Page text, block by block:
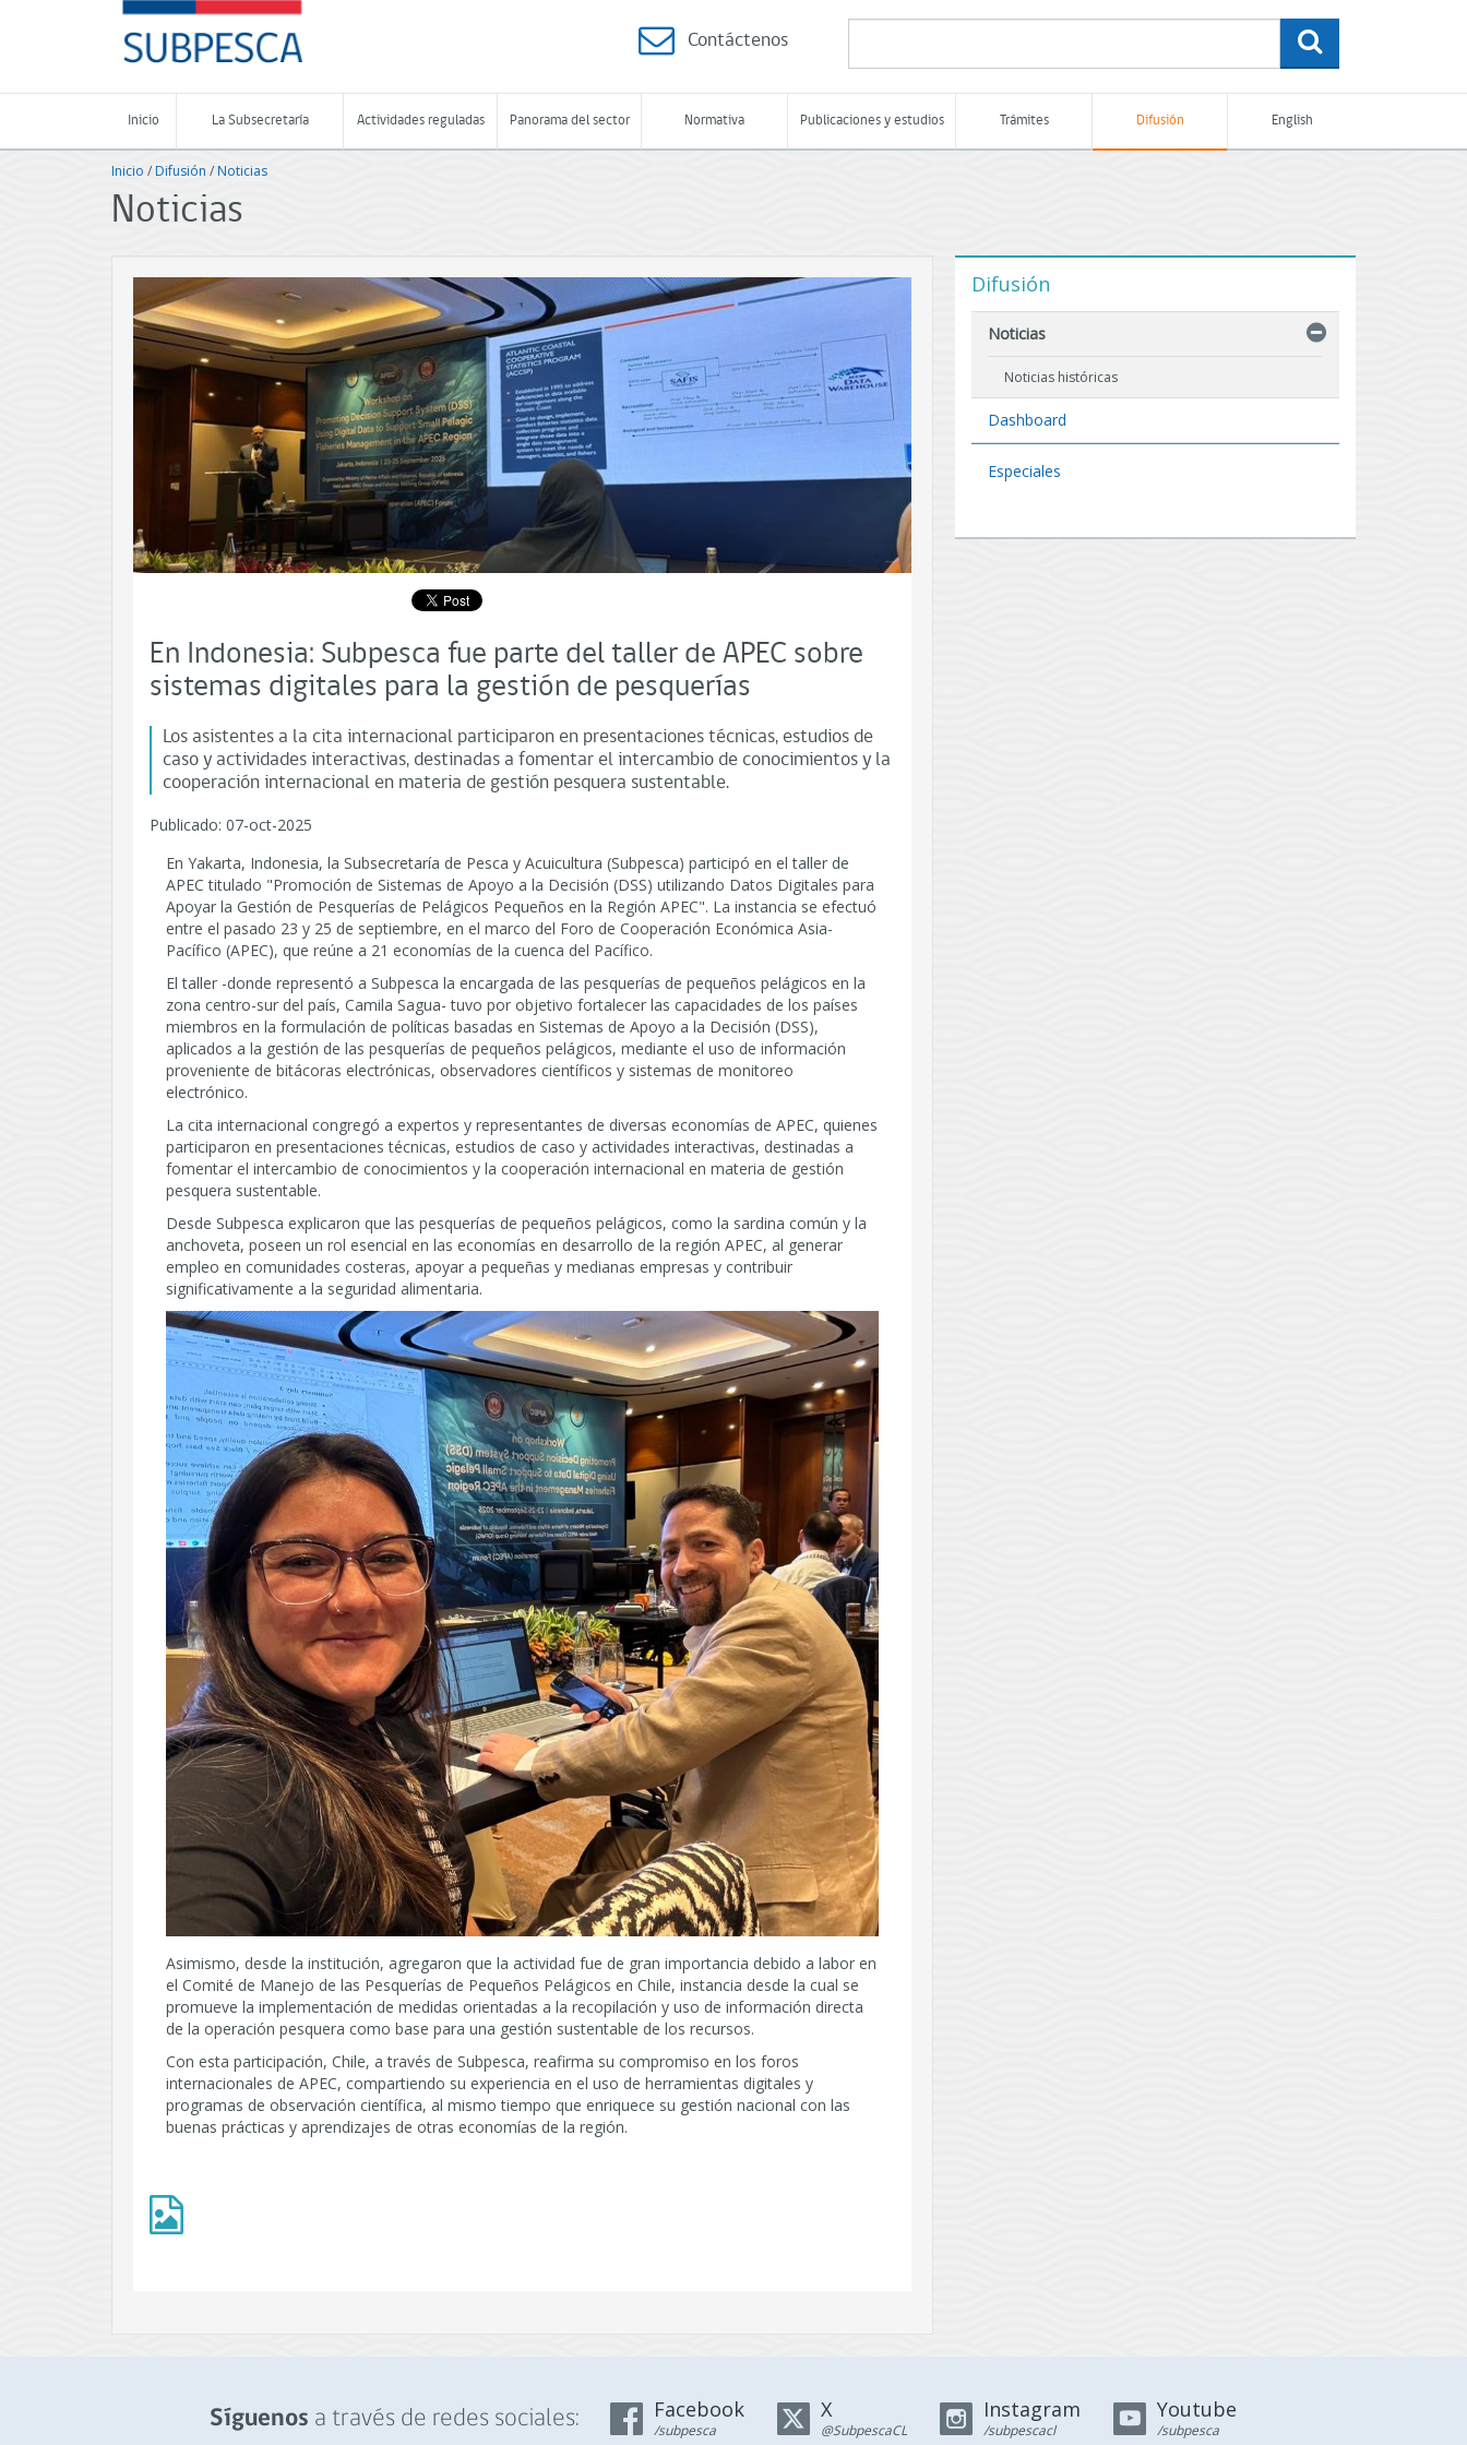
-
Subsecretaría
de
Pesca
Acuicultura
-
Gobierno
de
Contáctenos
Inicio La Subsecretaría Actividades reguladas Panorama del sector Normativa Publicaciones y estudios Trámites Difusión English
Inicio /Difusión /Noticias
Noticias
En Indonesia: Subpesca fue parte del taller de APEC sobre
sistemas digitales para la gestión de pesquerías
Los asistentes a la cita internacional participaron en presentaciones técnicas, estudios de
caso y actividades interactivas, destinadas a fomentar el intercambio de conocimientos y la
cooperación internacional en materia de gestión pesquera sustentable.
Publicado: 07-oct-2025
En Yakarta, Indonesia, la Subsecretaría de Pesca y Acuicultura (Subpesca) participó en el taller de
APEC titulado "Promoción de Sistemas de Apoyo a la Decisión (DSS) utilizando Datos Digitales para
Apoyar la Gestión de Pesquerías de Pelágicos Pequeños en la Región APEC". La instancia se efectuó
entre el pasado 23 y 25 de septiembre, en el marco del Foro de Cooperación Económica Asia-
Pacífico (APEC), que reúne a 21 economías de la cuenca del Pacífico.
El taller -donde representó a Subpesca la encargada de las pesquerías de pequeños pelágicos en la
zona centro-sur del país, Camila Sagua- tuvo por objetivo fortalecer las capacidades de los países
miembros en la formulación de políticas basadas en Sistemas de Apoyo a la Decisión (DSS),
aplicados a la gestión de las pesquerías de pequeños pelágicos, mediante el uso de información
proveniente de bitácoras electrónicas, observadores científicos y sistemas de monitoreo
electrónico.
La cita internacional congregó a expertos y representantes de diversas economías de APEC, quienes
participaron en presentaciones técnicas, estudios de caso y actividades interactivas, destinadas a
fomentar el intercambio de conocimientos y la cooperación internacional en materia de gestión
pesquera sustentable.
Desde Subpesca explicaron que las pesquerías de pequeños pelágicos, como la sardina común y la
anchoveta, poseen un rol esencial en las economías en desarrollo de la región APEC, al generar
empleo en comunidades costeras, apoyar a pequeñas y medianas empresas y contribuir
significativamente a la seguridad alimentaria.
Asimismo, desde la institución, agregaron que la actividad fue de gran importancia debido a labor en
el Comité de Manejo de las Pesquerías de Pequeños Pelágicos en Chile, instancia desde la cual se
promueve la implementación de medidas orientadas a la recopilación y uso de información directa
de la operación pesquera como base para una gestión sustentable de los recursos.
Con esta participación, Chile, a través de Subpesca, reafirma su compromiso en los foros
internacionales de APEC, compartiendo su experiencia en el uso de herramientas digitales y
programas de observación científica, al mismo tiempo que enriquece su gestión nacional con las
buenas prácticas y aprendizajes de otras economías de la región.
Difusión
Noticias
Noticias históricas
Dashboard
Especiales
Síguenos a través de redes sociales: Facebook
/subpesca
X
@SubpescaCL
Instagram
/subpescacl
Youtube
/subpesca